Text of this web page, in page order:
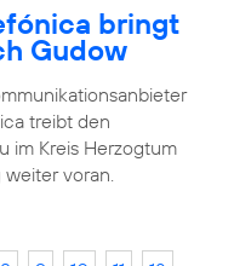
bringt
Gudow
treibt den
im Kreis Herzogtum
weiter voran.